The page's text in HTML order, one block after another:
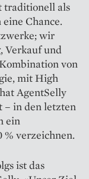
traditionell als
Chance.
wir
Verkauf und
von
mit High
AgentSelly
– in den letzten
ein
% verzeichnen.
ist das